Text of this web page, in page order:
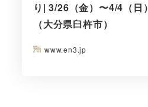
り| 3/26（金）〜4/4（日）
（大分県臼杵市）
www.en3.jp